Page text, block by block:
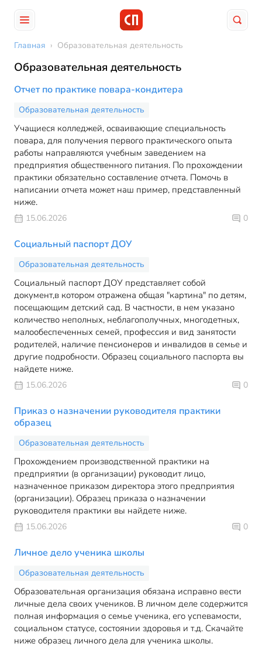
Главная › Образовательная деятельность
Образовательная деятельность
Отчет по практике повара-кондитера
Образовательная деятельность
Учащиеся колледжей, осваивающие специальность
повара, для получения первого практического опыта
работы направляются учебным заведением на
предприятия общественного питания. По прохождении
практики обязательно составление отчета. Помочь в
написании отчета может наш пример, представленный
ниже.
15.06.2026 0
Социальный паспорт ДОУ
Образовательная деятельность
Социальный паспорт ДОУ представляет собой
документ,в котором отражена общая "картина" по детям,
посещающим детский сад. В частности, в нем указано
количество неполных, неблагополучных, многодетных,
малообеспеченных семей, профессия и вид занятости
родителей, наличие пенсионеров и инвалидов в семье и
другие подробности. Образец социального паспорта вы
найдете ниже.
15.06.2026 0
Приказ о назначении руководителя практики
образец
Образовательная деятельность
Прохождением производственной практики на
предприятии (в организации) руководит лицо,
назначенное приказом директора этого предприятия
(организации). Образец приказа о назначении
руководителя практики вы найдете ниже.
15.06.2026 0
Личное дело ученика школы
Образовательная деятельность
Образовательная организация обязана исправно вести
личные дела своих учеников. В личном деле содержится
полная информация о семье ученика, его успевамости,
социальном статусе, состоянии здоровья и т.д. Скачайте
ниже образец личного дела для ученика школы.